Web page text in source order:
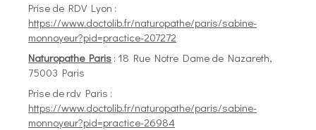
Prise de RDV Lyon :
https://www.doctolib.fr/naturopathe/paris/sabine-
monnoyeur?pid=practice-207272
Naturopathe Paris : 18 Rue Notre Dame de Nazareth,
75003 Paris
Prise de rdv Paris :
https://www.doctolib.fr/naturopathe/paris/sabine-
monnoyeur?pid=practice-26984